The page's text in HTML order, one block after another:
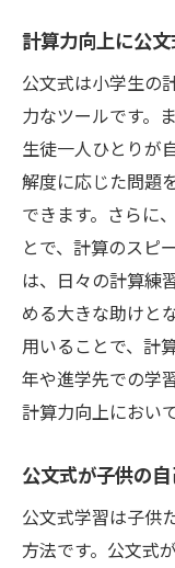
計算力向上に公
公文式は小学生の
力なツールです。
生徒一人ひとりが
解度に応じた問題
できます。さらに
とで、計算のスピ
は、日々の計算練
める大きな助けと
用いることで、計
年や進学先での学
計算力向上におい
公文式が子供の
公文式学習は子供
方法です。公文式